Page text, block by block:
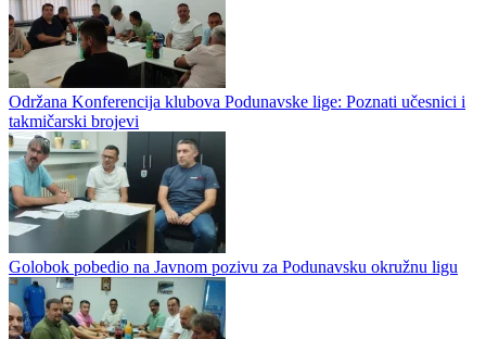
Održana Konferencija klubova Podunavske lige: Poznati učesnici i
takmičarski brojevi
Golobok pobedio na Javnom pozivu za Podunavsku okružnu ligu